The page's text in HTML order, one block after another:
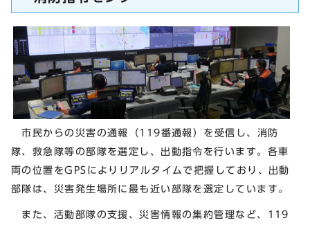
市民からの災害の通報（119番通報）を受信し、消防
隊、救急隊等の部隊を選定し、出動指令を行います。各車
両の位置をGPSによりリアルタイムで把握しており、出動
部隊は、災害発生場所に最も近い部隊を選定しています。
また、活動部隊の支援、災害情報の集約管理など、119